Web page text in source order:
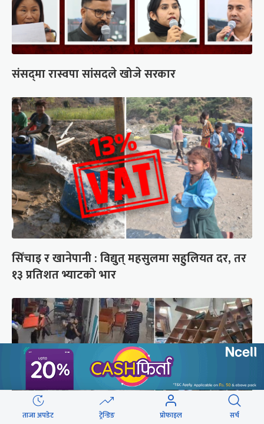
संसद्‍मा रास्वपा सांसदले खोजे सरकार
सिँचाइ र खानेपानी : विद्युत् महसुलमा सहुलियत दर, तर
१३ प्रतिशत भ्याटको भार
ताजा अपडेट ट्रेन्डिङ प्रोफाइल सर्च